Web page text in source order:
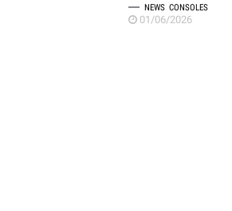
NEWS CONSOLES
01/06/2026